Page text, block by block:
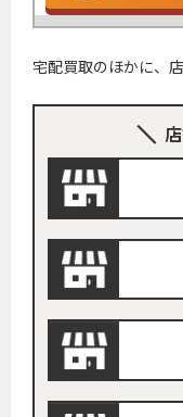
宅配買取のほかに、